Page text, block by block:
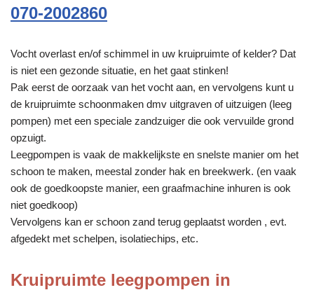
070-2002860
Vocht overlast en/of schimmel in uw kruipruimte of kelder? Dat
is niet een gezonde situatie, en het gaat stinken!
Pak eerst de oorzaak van het vocht aan, en vervolgens kunt u
de kruipruimte schoonmaken dmv uitgraven of uitzuigen (leeg
pompen) met een speciale zandzuiger die ook vervuilde grond
opzuigt.
Leegpompen is vaak de makkelijkste en snelste manier om het
schoon te maken, meestal zonder hak en breekwerk. (en vaak
ook de goedkoopste manier, een graafmachine inhuren is ook
niet goedkoop)
Vervolgens kan er schoon zand terug geplaatst worden , evt.
afgedekt met schelpen, isolatiechips, etc.
Kruipruimte leegpompen in